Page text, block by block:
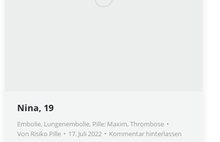
Nina, 19
Embolie, Lungenembolie, Pille: Maxim, Thrombose
Von Risiko Pille 17. Juli 2022 Kommentar hinterlassen